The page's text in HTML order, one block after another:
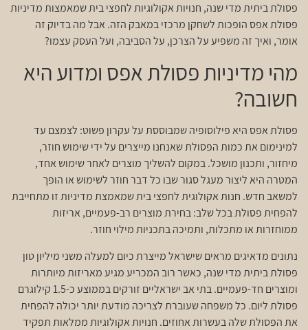
פסולת ביתית מדי שנה, חנויות אקולוגיות לחפצי בית שמאמצות מדיניות
פסולת אפס הופכות לשחקן מרכזי במאבק הזה. אבל מה בדיוק זה
אומר, ואיך זה משפיע על הצרכן, על הסביבה, ועל העסק עצמו?
מהי מדיניות פסולת אפס ומדוע היא
חשובה?
פסולת אפס היא פילוסופיה שמבוססת על עקרון פשוט: לצמצם עד
למינימום את כמות הפסולת שאנחנו מייצרים על ידי שימוש חוזר,
מיחזור, ותכנון מושכל. במקום להשליך מוצרים לאחר שימוש אחד,
המטרה היא ליצור מעגל סגור שבו כל דבר חוזר לשימוש או הופך
למשאב חדש. חנות אקולוגית לחפצי בית שמאמצת מדיניות זו מתחייבת
להפחית פסולת בכל שלב: בחירת מוצרים רב-פעמיים, אריזות
ממוחזרות או מתכלות, ותמיכה בתכניות מילוי חוזר.
נתונים מדאיגים מראים שישראל מייצרת כיום למעלה משני מיליון טון
פסולת ביתית מדי שנה, כאשר רוב המכריע מגיע מאריזות מיותרות
ומוצרים חד-פעמיים. בתי אב ישראליים זורקים בממוצע כ-1.5 קילוגרם
פסולת ליום. כל משפחה שעוברת לצריכה מודעת יותר יכולה להפחית
את הפסולת שלה בעשרות אחוזים. חנויות אקולוגיות ממלאות תפקיד